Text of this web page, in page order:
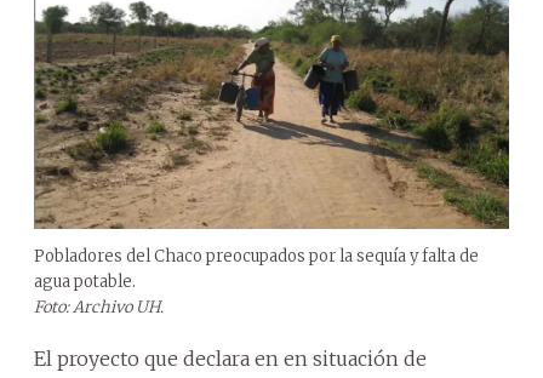
Pobladores del Chaco preocupados por la sequía y falta de
agua potable.
Foto: Archivo UH.
El proyecto que declara en en situación de